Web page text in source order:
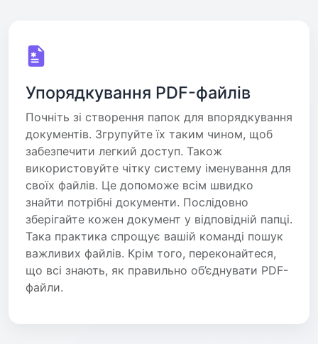
Упорядкування PDF-файлів
Почніть зі створення папок для впорядкування
документів. Згрупуйте їх таким чином, щоб
забезпечити легкий доступ. Також
використовуйте чітку систему іменування для
своїх файлів. Це допоможе всім швидко
знайти потрібні документи. Послідовно
зберігайте кожен документ у відповідній папці.
Така практика спрощує вашій команді пошук
важливих файлів. Крім того, переконайтеся,
що всі знають, як правильно об’єднувати PDF-
файли.